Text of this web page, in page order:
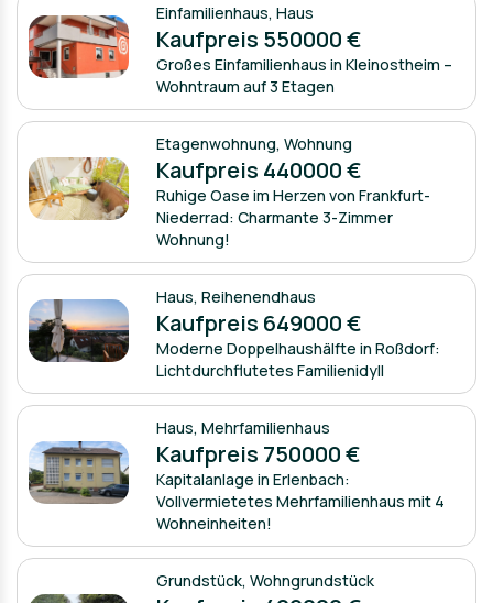
Einfamilienhaus,Haus
Kaufpreis 550000 €
Großes Einfamilienhaus in Kleinostheim –
Wohntraum auf 3 Etagen
Etagenwohnung,Wohnung
Kaufpreis 440000 €
Ruhige Oase im Herzen von Frankfurt-
Niederrad: Charmante 3-Zimmer
Wohnung!
Haus,Reihenendhaus
Kaufpreis 649000 €
Moderne Doppelhaushälfte in Roßdorf:
Lichtdurchflutetes Familienidyll
Haus,Mehrfamilienhaus
Kaufpreis 750000 €
Kapitalanlage in Erlenbach:
Vollvermietetes Mehrfamilienhaus mit 4
Wohneinheiten!
Grundstück,Wohngrundstück